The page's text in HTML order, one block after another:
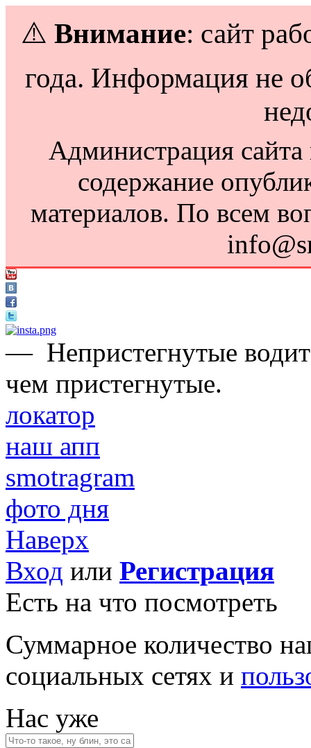
⚠️ Внимание: сайт
года. Информация не
Администрация сайта
содержание
материалов. По всем
— Непристегнутые
чем пристегнутые.
локатор
наш апп
smotragram
фото дня
Наверх
Вход или Регистрация
Есть на что посмотреть
Суммарное количество
социальных сетях и
Нас уже